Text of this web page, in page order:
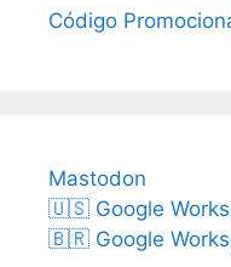
Código
Mastodon
🇺🇸 Google
🇧🇷 Google